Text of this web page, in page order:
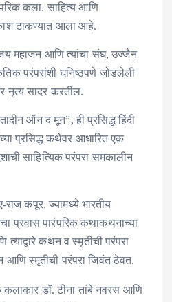
कला, साहित्य आणि
टाकण्यात आला आहे.
महाजन आणि त्यांचा संघ, उज्जैन
परंपरांशी घनिष्ठपणे जोडलेली
नृत्य सादर करतील.
ऑन द मून”, ही प्रसिद्ध हिंदी
प्रसिद्ध कथेवर आधारित एक
साहित्यिक परंपरा समकालीन
राज कपूर, ज्यामध्ये भारतीय
प्रवास पारंपरिक कथाकथनाच्या
कथन व स्मृतीची परंपरा
स्मृतीची परंपरा जिवंत ठेवत.
डॉ. टीना तांबे नवरस आणि